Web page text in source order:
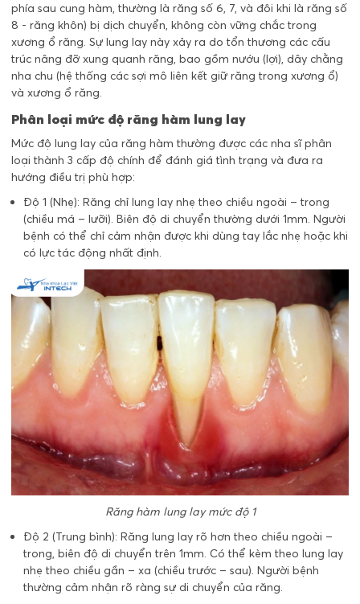
phía sau cung hàm, thường là răng số 6, 7, và đôi khi là răng số
8 - răng khôn) bị dịch chuyển, không còn vững chắc trong
xương ổ răng. Sự lung lay này xảy ra do tổn thương các cấu
trúc nâng đỡ xung quanh răng, bao gồm nướu (lợi), dây chằng
nha chu (hệ thống các sợi mô liên kết giữ răng trong xương ổ)
và xương ổ răng.
Phân loại mức độ răng hàm lung lay
Mức độ lung lay của răng hàm thường được các nha sĩ phân
loại thành 3 cấp độ chính để đánh giá tình trạng và đưa ra
hướng điều trị phù hợp:
Độ 1 (Nhẹ): Răng chỉ lung lay nhẹ theo chiều ngoài – trong
(chiều má – lưỡi). Biên độ di chuyển thường dưới 1mm. Người
bệnh có thể chỉ cảm nhận được khi dùng tay lắc nhẹ hoặc khi
có lực tác động nhất định.
Răng hàm lung lay mức độ 1
Độ 2 (Trung bình): Răng lung lay rõ hơn theo chiều ngoài –
trong, biên độ di chuyển trên 1mm. Có thể kèm theo lung lay
nhẹ theo chiều gần – xa (chiều trước – sau). Người bệnh
thường cảm nhận rõ ràng sự di chuyển của răng.